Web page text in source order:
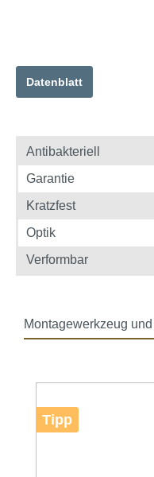
Datenblatt
Antibakteriell
Garantie
Kratzfest
Optik
Verformbar
Montagewerkzeug
Tipp